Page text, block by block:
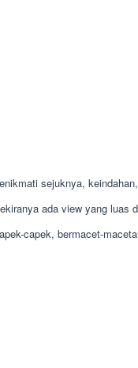
sejuknya,
ada view yang luas
capek, bermacet-